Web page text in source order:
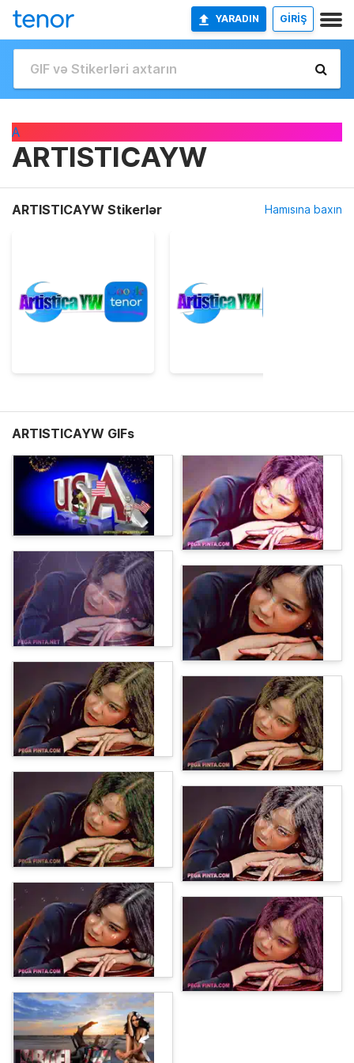
YARADIN GİRİŞ
A
ARTISTICAYW
ARTISTICAYW Stikerlər Hamısına baxın
ARTISTICAYW GIFs